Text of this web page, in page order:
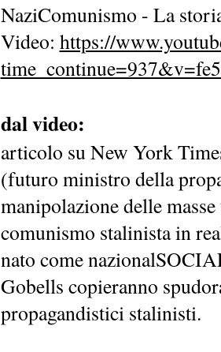
NaziComunismo - La
Video: https://
dal video:
articolo su New York
(futuro ministro della
manipolazione delle
comunismo stalinista in
nato come
Gobells copieranno
propagandistici stalinisti.